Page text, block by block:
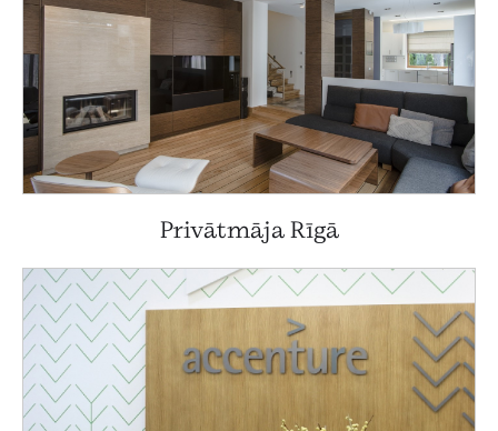
Privātmāja Rīgā